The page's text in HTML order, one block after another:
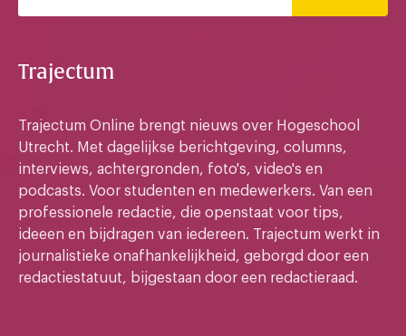
Trajectum
Trajectum Online brengt nieuws over Hogeschool
Utrecht. Met dagelijkse berichtgeving, columns,
interviews, achtergronden, foto's, video's en
podcasts. Voor studenten en medewerkers. Van een
professionele redactie, die openstaat voor tips,
ideeen en bijdragen van iedereen. Trajectum werkt in
journalistieke onafhankelijkheid, geborgd door een
redactiestatuut, bijgestaan door een redactieraad.